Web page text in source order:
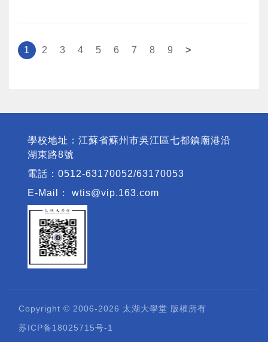
1 2 3 4 5 6 7 8 9 >
學校地址：江蘇省蘇州市吳江區七都鎮廟港沿
湖東路8號
電話：0512-63170052/63170053
E-Mail： wtis@vip.163.com
Copyright © 2006-2026 太湖大學堂 版權所有
苏ICP备18025715号-1